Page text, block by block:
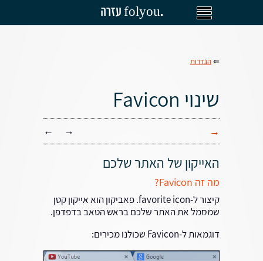
עזרה folyou.
⇐הגדרות
שינוי Favicon
→
→
←
האייקון של האתר שלכם
מה זה Favicon?
קיצור ל-favorite icon. פאביקון הוא אייקון קטן
שמסמל את האתר שלכם בראש הטאב בדפדפן.
דוגמאות ל-Favicon שכולנו מכירים: